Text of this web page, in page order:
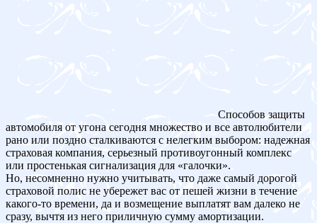
Способов защиты
автомобиля от угона сегодня множество и все автолюбители
рано или поздно сталкиваются с нелегким выбором: надежная
страховая компания, серьезный противоугонный комплекс
или простенькая сигнализация для «галочки».
Но, несомненно нужно учитывать, что даже самый дорогой
страховой полис не убережет вас от пешей жизни в течение
какого-то времени, да и возмещение выплатят вам далеко не
сразу, вычтя из него приличную сумму амортизации.